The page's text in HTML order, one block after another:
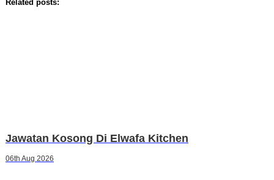
Related posts:
Jawatan Kosong Di Elwafa Kitchen
06th Aug 2026